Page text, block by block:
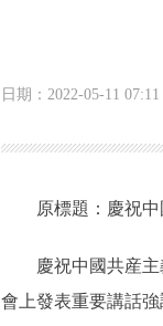
日期：2022-05-11 07:11
原標題：慶祝中國
慶祝中國共産主義
會上發表重要講話